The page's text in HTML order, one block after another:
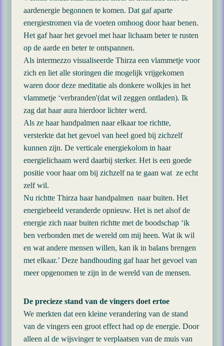
aardenergie begonnen te komen. Dat gaf aparte
energiestromen via de voeten omhoog door haar benen.
Het gaf haar het gevoel met haar lichaam beter te rusten
op de aarde en beter te ontspannen.
Als intermezzo visualiseerde Thirza een vlammetje voor
zich en liet alle storingen die mogelijk vrijgekomen
waren door deze meditatie als donkere wolkjes in het
vlammetje ‘verbranden'(dat wil zeggen ontladen). Ik
zag dat haar aura hierdoor lichter werd.
Als ze haar handpalmen naar elkaar toe richtte,
versterkte dat het gevoel van heel goed bij zichzelf
kunnen zijn. De verticale energiekolom in haar
energielichaam werd daarbij sterker. Het is een goede
positie voor haar om bij zichzelf na te gaan wat ze echt
zelf wil.
Nu richtte Thirza haar handpalmen naar buiten. Het
energiebeeld veranderde opnieuw. Het is net alsof de
energie zich naar buiten richtte met de boodschap ‘ik
ben verbonden met de wereld om mij heen. Wat ik wil
en wat andere mensen willen, kan ik in balans brengen
met elkaar.’ Deze handhouding gaf haar het gevoel van
meer opgenomen te zijn in de wereld van de mensen.
De precieze stand van de vingers doet ertoe
We merkten dat een kleine verandering van de stand
van de vingers een groot effect had op de energie. Door
alleen al de wijsvinger te verplaatsen van de muis van